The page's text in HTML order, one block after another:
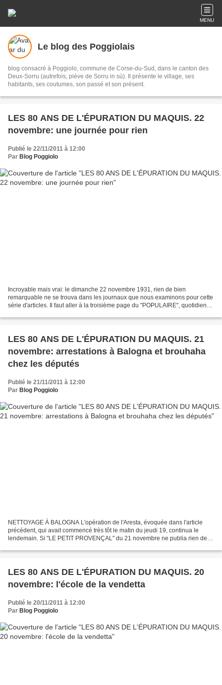
MENU
Le blog des Poggiolais
blog consacré à Poggiolo, commune de Corse-du-Sud, dans le canton des
Deux-Sorru (autrefois, piève de Sorru in sù). Il présente le village, ses
habitants, ses coutumes, son passé et son présent.
LES 80 ANS DE L'ÉPURATION DU MAQUIS. 22
novembre: une journée pour rien
Publié le 22/11/2011 à 12:00
Par Blog Poggiolo
Incroyable mais vrai: le dimanche 22 novembre 1931, rien de bien
remarquable ne se trouva dans les journaux que nous examinons pour cette
série d'articles. Il faut aller à la troisième page du "POPULAIRE", quotidien
LES 80 ANS DE L'ÉPURATION DU MAQUIS. 21
novembre: arrestations à Balogna et brouhaha
chez les députés
Publié le 21/11/2011 à 12:00
Par Blog Poggiolo
NETTOYAGE À BALOGNA L'opération de l'Aresta, évoquée dans l'article
précédent, qui avait commencé très tôt le matin du jeudi 19, continua le
lendemain. Si "LE PETIT PROVENÇAL" du 21 novembre ne publia rien de
LES 80 ANS DE L'ÉPURATION DU MAQUIS. 20
novembre: l'école de la vendetta
Publié le 20/11/2011 à 12:00
Par Blog Poggiolo